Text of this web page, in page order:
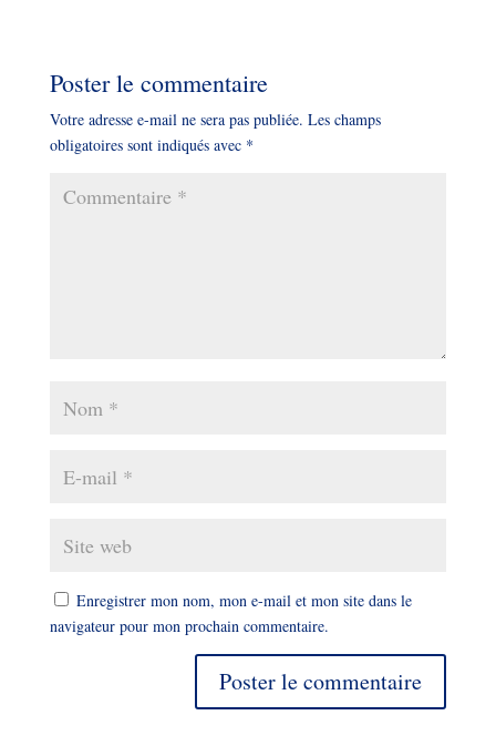
Poster le commentaire
Votre adresse e-mail ne sera pas publiée. Les champs
obligatoires sont indiqués avec *
Enregistrer mon nom, mon e-mail et mon site dans le
navigateur pour mon prochain commentaire.